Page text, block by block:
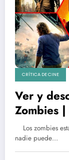
CRÍTICA DE CINE
Ver y
Zombies
género
Los zombies
nadie puede…